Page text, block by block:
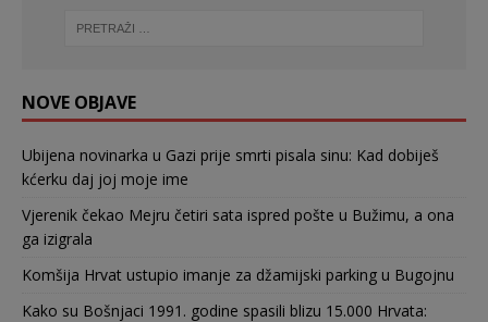
NOVE OBJAVE
Ubijena novinarka u Gazi prije smrti pisala sinu: Kad dobiješ
kćerku daj joj moje ime
Vjerenik čekao Mejru četiri sata ispred pošte u Bužimu, a ona
ga izigrala
Komšija Hrvat ustupio imanje za džamijski parking u Bugojnu
Kako su Bošnjaci 1991. godine spasili blizu 15.000 Hrvata: